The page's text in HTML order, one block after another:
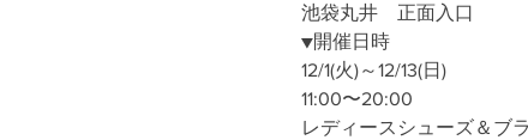
池袋丸井　正面入口
▼開催日時
12/1(火)～12/13(日)
11:00〜20:00
レディースシューズ＆ブ